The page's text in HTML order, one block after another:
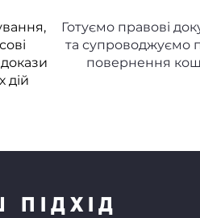
докази
дій
Готуємо правові
та супроводжуємо
повернення
ПІДХІД